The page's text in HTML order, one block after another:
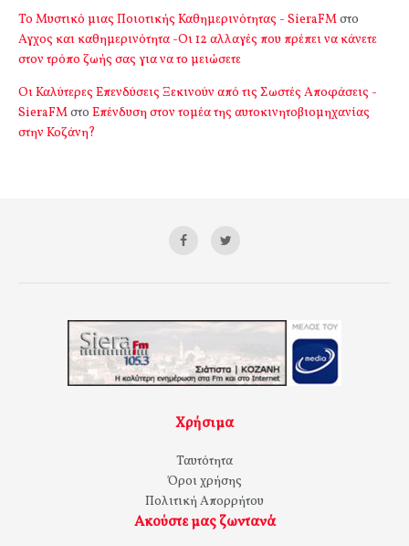
Το Μυστικό μιας Ποιοτικής Καθημερινότητας - SieraFMστο
Αγχος και καθημερινότητα -Οι 12 αλλαγές που πρέπει να κάνετε
στον τρόπο ζωής σας για να το μειώσετε
Οι Καλύτερες Επενδύσεις Ξεκινούν από τις Σωστές Αποφάσεις -
SieraFMστο Επένδυση στον τομέα της αυτοκινητοβιομηχανίας
στην Κοζάνη?
Χρήσιμα
Ταυτότητα
Όροι χρήσης
Πολιτική Απορρήτου
Ακούστε μας ζωντανά